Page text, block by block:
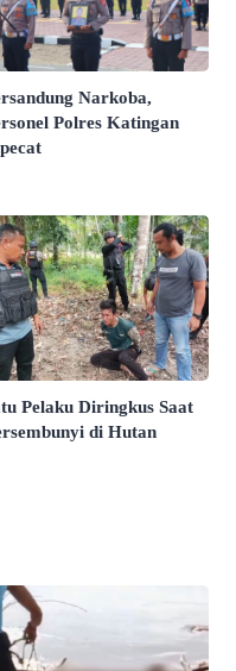
Narkoba,
Polres Katingan
Pelaku Diringkus Saat
di Hutan